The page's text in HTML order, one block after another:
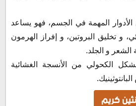
للوجه؟
هل يناسب البشره الدهنيه؟
التصبغات؟
لجميع انواع البشره؟
يفتح الشفايف؟
يبيض الوجه؟
الوردي تحت العين؟
المهمة في الجسم، فهو يساعد
و تخليق البروتين، و إفراز الهرمون
و الجلد.
الكحولي من الأنسجة الغشائية
كريم